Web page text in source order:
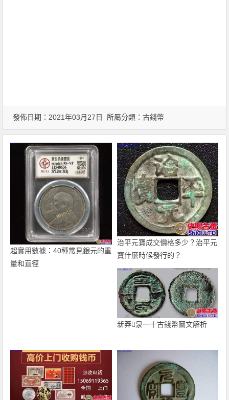
發佈日期：2021年03月27日 所屬分類：古錢幣
超實用數據：40種常見銀元的重
量和直徑
治平元寶成交價格多少？治平元
寶什麼時候發行的？
新莽泉一十古錢幣圖文解析